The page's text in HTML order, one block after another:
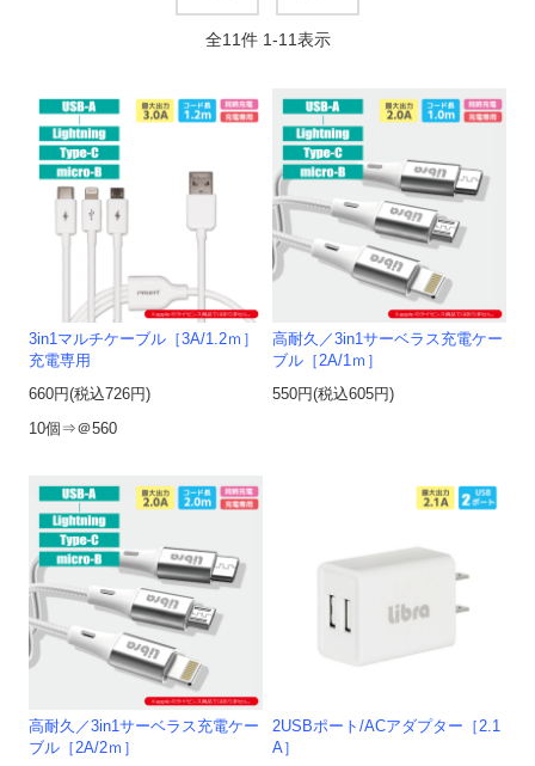
全11件 1-11表示
3in1マルチケーブル［3A/1.2ｍ］
充電専用
660円(税込726円)
10個⇒＠560
高耐久／3in1サーベラス充電ケー
ブル［2A/1ｍ］
550円(税込605円)
高耐久／3in1サーベラス充電ケー
ブル［2A/2ｍ］
2USBポート/ACアダプター［2.1
A］